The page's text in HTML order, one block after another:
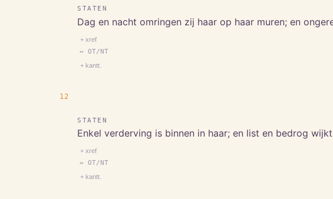
STATEN
Dag en nacht omringen zij haar op haar muren; en
+ xref
↔ OT/NT
+ kantt.
12
STATEN
Enkel verderving is binnen in haar; en list en bedrog
+ xref
↔ OT/NT
+ kantt.